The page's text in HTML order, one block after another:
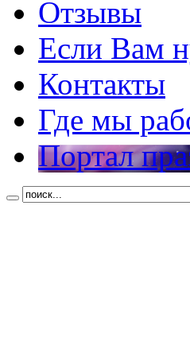
Отзывы
Если Вам
Контакты
Где мы
Портал